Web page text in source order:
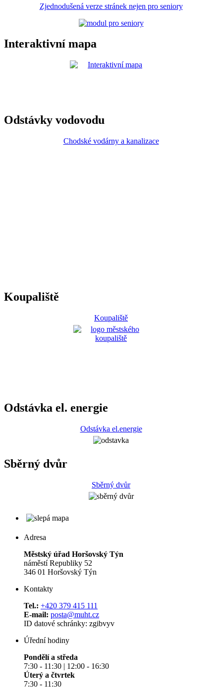
Zjednodušená verze stránek nejen pro seniory
Interaktivní mapa
Odstávky vodovodu
Chodské vodárny a kanalizace
Koupaliště
Koupaliště
Odstávka el. energie
Odstávka el.energie
Sběrný dvůr
Sběrný dvůr
Adresa
Městský úřad Horšovský Týn
náměstí Republiky 52
346 01 Horšovský Týn
Kontakty
Tel.: +420 379 415 111
E-mail: posta@muht.cz
ID datové schránky: zgibvyv
Úřední hodiny
Pondělí a středa
7:30 - 11:30 | 12:00 - 16:30
Úterý a čtvrtek
7:30 - 11:30